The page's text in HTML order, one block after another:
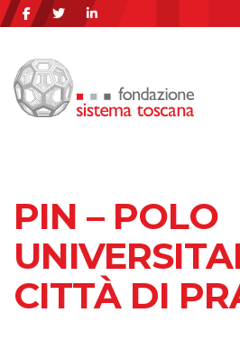
PIN – POLO
CITTÀ DI